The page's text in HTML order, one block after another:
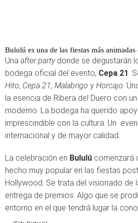
Bululú es una de las fiestas más animadas
Una after partydonde se degustarán
bodega oficial del evento, Cepa 21.
Hito, Cepa 21, Malabrigo y Horcajo.
la esencia de Ribera del Duero con
moderno. La bodega ha querido
imprescindible con la cultura. Un
internacional y de mayor calidad.
La celebración en Bululú comenzará
hecho muy popular en las fiestas
Hollywood. Se trata del visionado de
entrega de premios. Algo que se
entorno en el que tendrá lugar la